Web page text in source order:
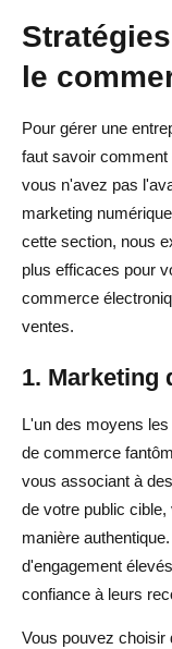
le
Pour gérer une
faut savoir
vous n'avez pas
marketing
cette section, nous
plus efficaces pour
commerce
ventes.
1. Marketing
L'un des moyens
de commerce
vous associant à
de votre public
manière
d'engagement
confiance à leurs
Vous pouvez choisir